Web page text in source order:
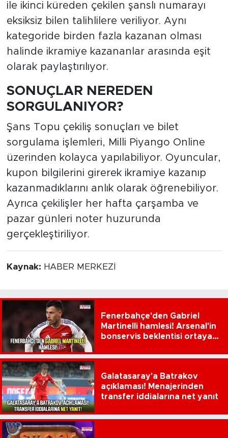
ile ikinci küreden çekilen şanslı numarayı
eksiksiz bilen talihlilere veriliyor. Aynı
kategoride birden fazla kazanan olması
halinde ikramiye kazananlar arasında eşit
olarak paylaştırılıyor.
SONUÇLAR NEREDEN
SORGULANIYOR?
Şans Topu çekiliş sonuçları ve bilet
sorgulama işlemleri, Milli Piyango Online
üzerinden kolayca yapılabiliyor. Oyuncular,
kupon bilgilerini girerek ikramiye kazanıp
kazanmadıklarını anlık olarak öğrenebiliyor.
Ayrıca çekilişler her hafta çarşamba ve
pazar günleri noter huzurunda
gerçekleştiriliyor.
Kaynak: HABER MERKEZİ
Fenerbahçe'den Gabriel
Martinelli hamlesi! Arsenal'in
bonservis beklentisi ortaya
Galatasaray'a Batrakov
açıklaması! Menajerinden
transfer iddialarına net yanıt